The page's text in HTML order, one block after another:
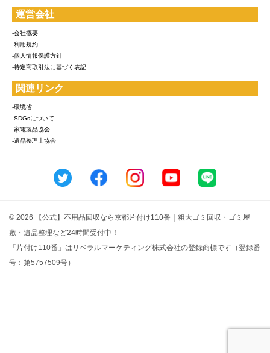
運営会社
-会社概要
-利用規約
-個人情報保護方針
-特定商取引法に基づく表記
関連リンク
-環境省
-SDGsについて
-家電製品協会
-遺品整理士協会
© 2026 【公式】不用品回収なら京都片付け110番｜粗大ゴミ回収・ゴミ屋
敷・遺品整理など24時間受付中！
「片付け110番」はリベラルマーケティング株式会社の登録商標です（登録番
号：第5757509号）